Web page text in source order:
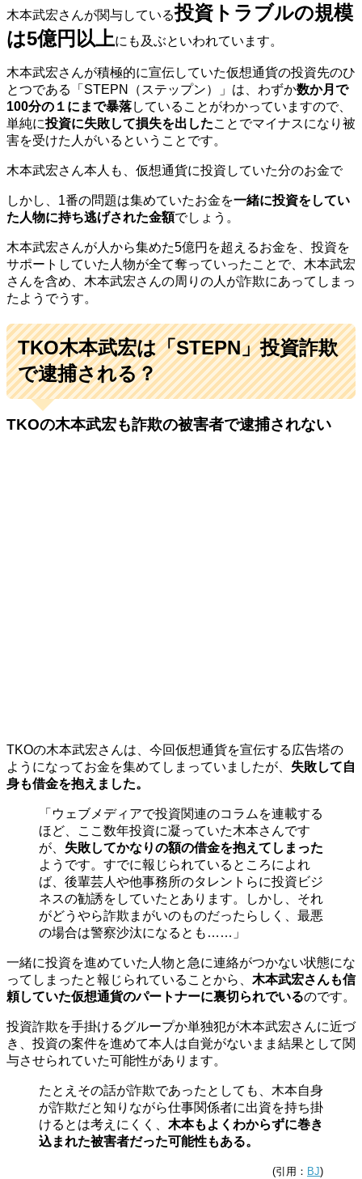
木本武宏さんが関与している投資トラブルの規模
は5億円以上にも及ぶといわれています。
木本武宏さんが積極的に宣伝していた仮想通貨の投資先のひ
とつである「STEPN（ステップン）」は、わずか数か月で
100分の１にまで暴落していることがわかっていますので、
単純に投資に失敗して損失を出したことでマイナスになり被
害を受けた人がいるということです。
木本武宏さん本人も、仮想通貨に投資していた分のお金で
しかし、1番の問題は集めていたお金を一緒に投資をしてい
た人物に持ち逃げされた金額でしょう。
木本武宏さんが人から集めた5億円を超えるお金を、投資を
サポートしていた人物が全て奪っていったことで、木本武宏
さんを含め、木本武宏さんの周りの人が詐欺にあってしまっ
たようでうす。
TKO木本武宏は「STEPN」投資詐欺
で逮捕される？
TKOの木本武宏も詐欺の被害者で逮捕されない
TKOの木本武宏さんは、今回仮想通貨を宣伝する広告塔の
ようになってお金を集めてしまっていましたが、 失敗して自
身も借金を抱えました。
「ウェブメディアで投資関連のコラムを連載する
ほど、ここ数年投資に凝っていた木本さんです
が、 失敗してかなりの額の借金を抱えてしまった
ようです。すでに報じられているところによれ
ば、後輩芸人や他事務所のタレントらに投資ビジ
ネスの勧誘をしていたとあります。しかし、それ
がどうやら詐欺まがいのものだったらしく、最悪
の場合は警察沙汰になるとも……」
一緒に投資を進めていた人物と急に連絡がつかない状態にな
ってしまったと報じられていることから、 木本武宏さんも信
頼していた仮想通貨のパートナーに裏切られでいるのです。
投資詐欺を手掛けるグループか単独犯が木本武宏さんに近づ
き、投資の案件を進めて本人は自覚がないまま結果として関
与させられていた可能性があります。
たとえその話が詐欺であったとしても、木本自身
が詐欺だと知りながら仕事関係者に出資を持ち掛
けるとは考えにくく、 木本もよくわからずに巻き
込まれた被害者だった可能性もある。
(引用： BJ)